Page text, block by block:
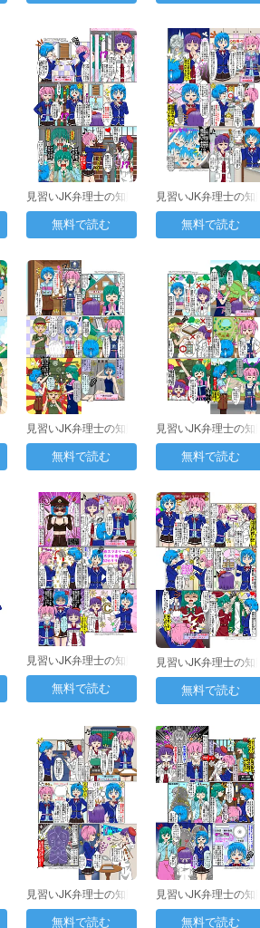
見習いJK弁理士の知財
日誌 第34日目：…
無料で読む
見習いJK弁理士の知財
日誌 第38日目：…
無料で読む
見習いJK弁理士の知財
日誌 第41日目：…
無料で読む
見習いJK弁理士の知財
日誌 第42日目：…
無料で読む
見習いJK弁理士の知財
日誌 第46日目：…
無料で読む
見習いJK弁理士の知財
日誌 第47日目：…
無料で読む
見習いJK弁理士の知財
日誌 第52日目：…
無料で読む
見習いJK弁理士の知財
日誌 第53日目：…
無料で読む